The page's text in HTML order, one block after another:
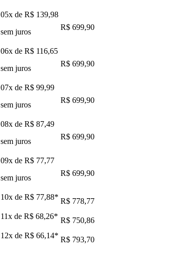
05x de R$ 139,98
sem juros
R$ 699,90
06x de R$ 116,65
sem juros
R$ 699,90
07x de R$ 99,99
sem juros
R$ 699,90
08x de R$ 87,49
sem juros
R$ 699,90
09x de R$ 77,77
sem juros
R$ 699,90
10x de R$ 77,88* R$ 778,77
11x de R$ 68,26* R$ 750,86
12x de R$ 66,14* R$ 793,70